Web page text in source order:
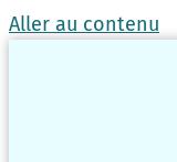
Aller au contenu